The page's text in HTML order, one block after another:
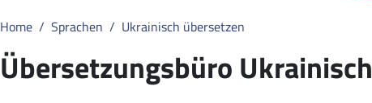
Home Sprachen Ukrainisch übersetzen
Übersetzungsbüro Ukrainisch